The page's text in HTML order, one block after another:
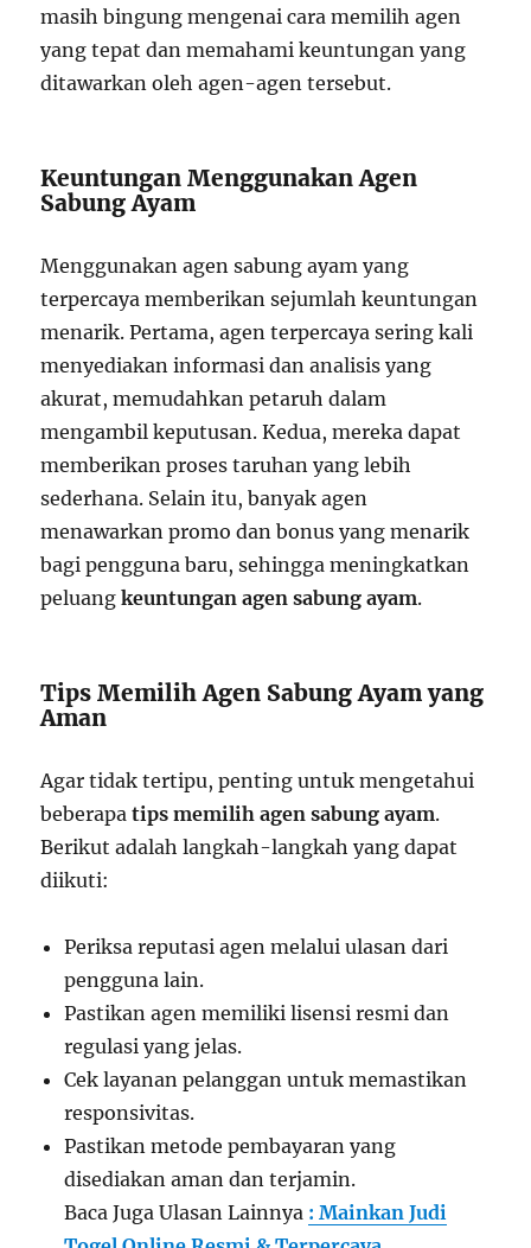
masih bingung mengenai cara memilih agen
yang tepat dan memahami keuntungan yang
ditawarkan oleh agen-agen tersebut.
Keuntungan Menggunakan Agen
Sabung Ayam
Menggunakan agen sabung ayam yang
terpercaya memberikan sejumlah keuntungan
menarik. Pertama, agen terpercaya sering kali
menyediakan informasi dan analisis yang
akurat, memudahkan petaruh dalam
mengambil keputusan. Kedua, mereka dapat
memberikan proses taruhan yang lebih
sederhana. Selain itu, banyak agen
menawarkan promo dan bonus yang menarik
bagi pengguna baru, sehingga meningkatkan
peluangkeuntungan agen sabung ayam.
Tips Memilih Agen Sabung Ayam yang
Aman
Agar tidak tertipu, penting untuk mengetahui
beberapatips memilih agen sabung ayam.
Berikut adalah langkah-langkah yang dapat
diikuti:
Periksa reputasi agen melalui ulasan dari
pengguna lain.
Pastikan agen memiliki lisensi resmi dan
regulasi yang jelas.
Cek layanan pelanggan untuk memastikan
responsivitas.
Pastikan metode pembayaran yang
disediakan aman dan terjamin.
Baca Juga Ulasan Lainnya : Mainkan Judi